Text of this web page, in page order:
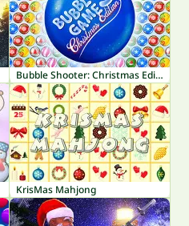
Bubble Shooter: Christmas Edition
KrisMas Mahjong